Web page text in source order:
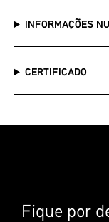
INFORMAÇÕES
CERTIFICADO
Fique por